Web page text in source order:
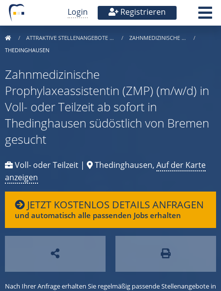
Login Registrieren
ATTRAKTIVE STELLENANGEBOTE …
ZAHNMEDIZINISCHE …
THEDINGHAUSEN
Zahnmedizinische
Prophylaxeassistentin (ZMP) (m/w/d) in
Voll- oder Teilzeit ab sofort in
Thedinghausen südöstlich von Bremen
gesucht
Voll- oder Teilzeit | Thedinghausen, Auf der Karte
anzeigen
JETZT KOSTENLOS DETAILS ANFRAGEN
und automatisch alle passenden Jobs erhalten
Nach Ihrer Anfrage erhalten Sie regelmäßig passende Stellenangebote in